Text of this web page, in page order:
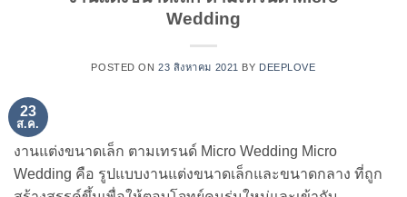
Wedding
POSTED ON23 สิงหาคม 2021 BY DEEPLOVE
23
ส.ค.
งานแต่งขนาดเล็ก ตามเทรนด์ Micro Wedding Micro
Wedding คือ รูปแบบงานแต่งขนาดเล็กและขนาดกลาง ที่ถูก